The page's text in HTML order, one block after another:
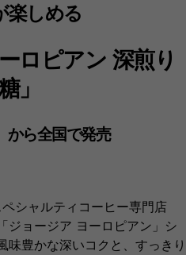
楽しめる
ロピアン 深煎り
」
から全国で発売
シャルティコーヒー専門店
ジョージア ヨーロピアン」シ
味豊かな深いコクと、すっきり